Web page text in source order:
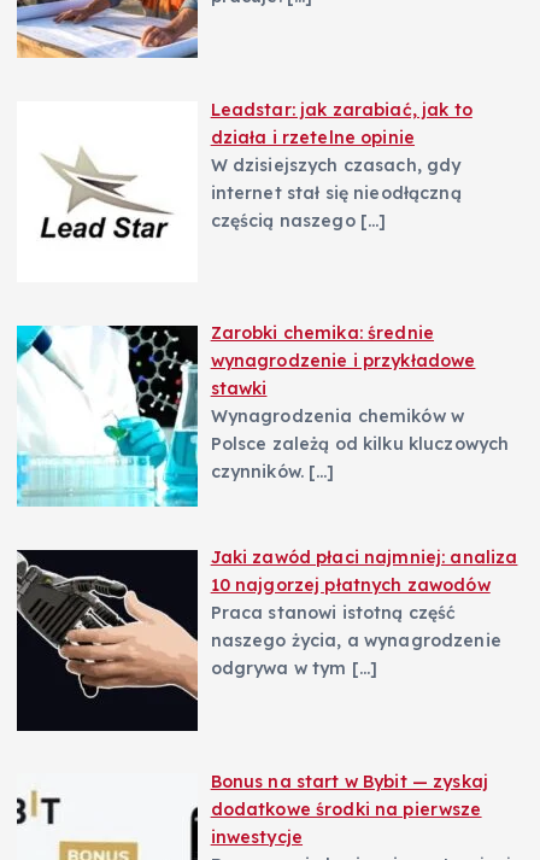
Leadstar: jak zarabiać, jak to
działa i rzetelne opinie
W dzisiejszych czasach, gdy
internet stał się nieodłączną
częścią naszego […]
Zarobki chemika: średnie
wynagrodzenie i przykładowe
stawki
Wynagrodzenia chemików w
Polsce zależą od kilku kluczowych
czynników. […]
Jaki zawód płaci najmniej: analiza
10 najgorzej płatnych zawodów
Praca stanowi istotną część
naszego życia, a wynagrodzenie
odgrywa w tym […]
Bonus na start w Bybit — zyskaj
dodatkowe środki na pierwsze
inwestycje